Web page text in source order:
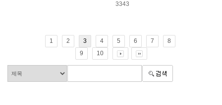
3343
1 2 3 4 5 6 7
8
9
10